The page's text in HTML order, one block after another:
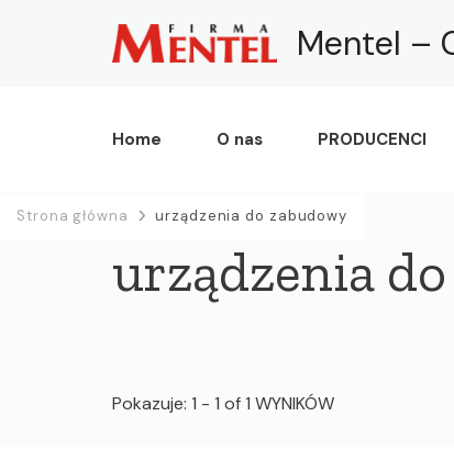
Mentel –
Home O nas PRODUCENCI
Strona główna urządzenia do zabudowy
urządzenia
Pokazuje: 1 - 1 of 1 WYNIKÓW